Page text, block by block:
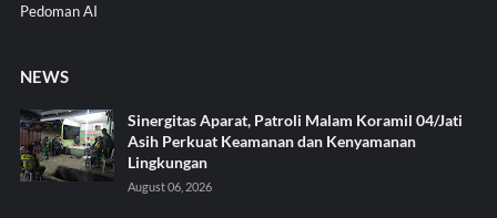
Pedoman AI
NEWS
Sinergitas Aparat, Patroli Malam Koramil 04/Jati
Asih Perkuat Keamanan dan Kenyamanan
Lingkungan
August 06, 2026